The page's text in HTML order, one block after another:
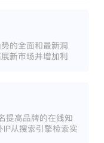
的全面和最新洞
新市场并增加利
提高品牌的在线知
从搜索引擎检索实